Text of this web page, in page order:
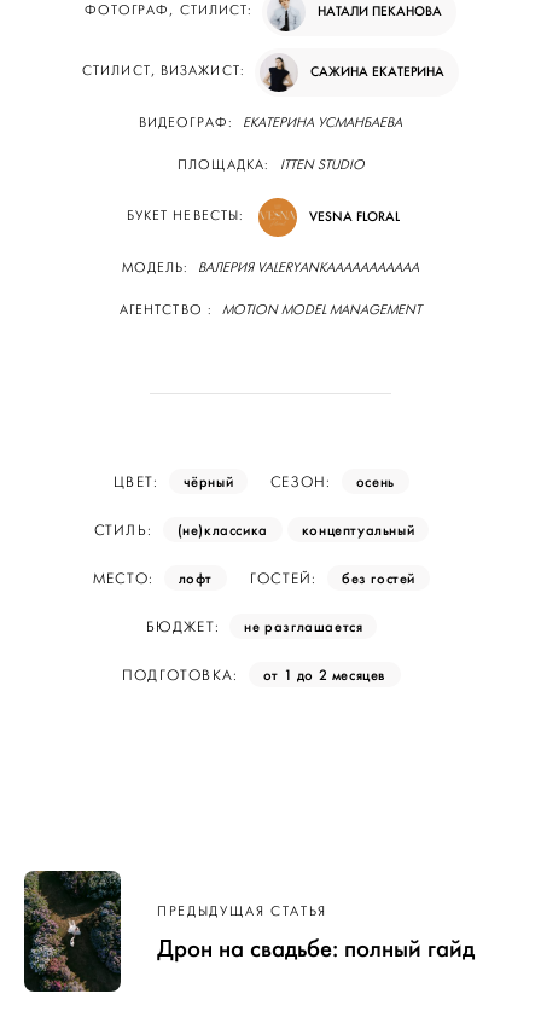
ФОТОГРАФ, СТИЛИСТ: НАТАЛИ ПЕКАНОВА
СТИЛИСТ, ВИЗАЖИСТ: САЖИНА ЕКАТЕРИНА
ВИДЕОГРАФ: ЕКАТЕРИНА УСМАНБАЕВА
ПЛОЩАДКА: ITTEN STUDIO
БУКЕТ НЕВЕСТЫ: VESNA FLORAL
МОДЕЛЬ: ВАЛЕРИЯ VALERYANKAAAAAAAAAAA
АГЕНТСТВО : MOTION MODEL MANAGEMENT
ЦВЕТ: чёрный СЕЗОН: осень
СТИЛЬ: (не)классика концептуальный
МЕСТО: лофт ГОСТЕЙ: без гостей
БЮДЖЕТ: не разглашается
ПОДГОТОВКА: от 1 до 2 месяцев
Навигация
по записям
ПРЕДЫДУЩАЯ СТАТЬЯ
Дрон на свадьбе: полный гайд